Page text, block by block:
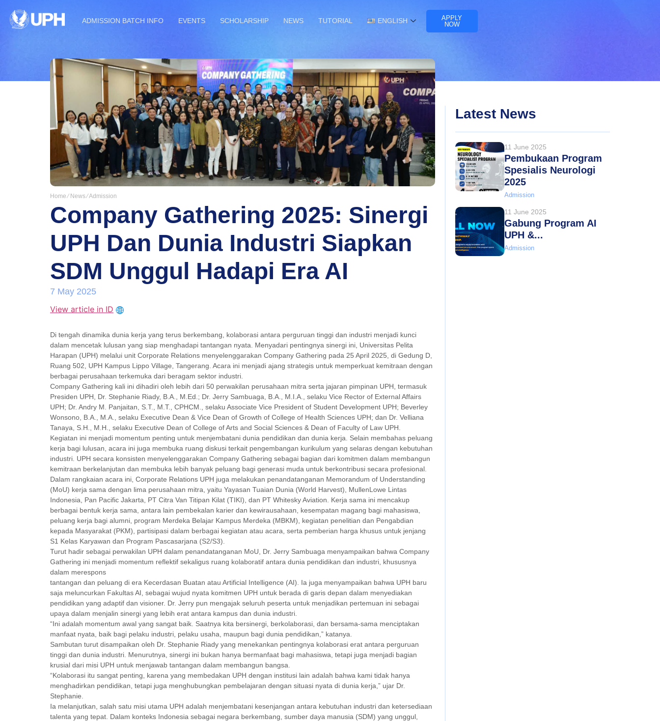
ADMISSION BATCH INFO EVENTS SCHOLARSHIP NEWS TUTORIAL ENGLISH
APPLY
NOW
Home ⁄ News ⁄Admission
Company Gathering 2025: Sinergi
UPH Dan Dunia Industri Siapkan
SDM Unggul Hadapi Era AI
7 May 2025
View article in ID
Di tengah dinamika dunia kerja yang terus berkembang, kolaborasi antara perguruan tinggi dan industri menjadi kunci
dalam mencetak lulusan yang siap menghadapi tantangan nyata. Menyadari pentingnya sinergi ini, Universitas Pelita
Harapan (UPH) melalui unit Corporate Relations menyelenggarakan Company Gathering pada 25 April 2025, di Gedung D,
Ruang 502, UPH Kampus Lippo Village, Tangerang. Acara ini menjadi ajang strategis untuk memperkuat kemitraan dengan
berbagai perusahaan terkemuka dari beragam sektor industri.
Company Gathering kali ini dihadiri oleh lebih dari 50 perwakilan perusahaan mitra serta jajaran pimpinan UPH, termasuk
Presiden UPH, Dr. Stephanie Riady, B.A., M.Ed.; Dr. Jerry Sambuaga, B.A., M.I.A., selaku Vice Rector of External Affairs
UPH; Dr. Andry M. Panjaitan, S.T., M.T., CPHCM., selaku Associate Vice President of Student Development UPH; Beverley
Wonsono, B.A., M.A., selaku Executive Dean & Vice Dean of Growth of College of Health Sciences UPH; dan Dr. Velliana
Tanaya, S.H., M.H., selaku Executive Dean of College of Arts and Social Sciences & Dean of Faculty of Law UPH.
Kegiatan ini menjadi momentum penting untuk menjembatani dunia pendidikan dan dunia kerja. Selain membahas peluang
kerja bagi lulusan, acara ini juga membuka ruang diskusi terkait pengembangan kurikulum yang selaras dengan kebutuhan
industri. UPH secara konsisten menyelenggarakan Company Gathering sebagai bagian dari komitmen dalam membangun
kemitraan berkelanjutan dan membuka lebih banyak peluang bagi generasi muda untuk berkontribusi secara profesional.
Dalam rangkaian acara ini, Corporate Relations UPH juga melakukan penandatanganan Memorandum of Understanding
(MoU) kerja sama dengan lima perusahaan mitra, yaitu Yayasan Tuaian Dunia (World Harvest), MullenLowe Lintas
Indonesia, Pan Pacific Jakarta, PT Citra Van Titipan Kilat (TIKI), dan PT Whitesky Aviation. Kerja sama ini mencakup
berbagai bentuk kerja sama, antara lain pembekalan karier dan kewirausahaan, kesempatan magang bagi mahasiswa,
peluang kerja bagi alumni, program Merdeka Belajar Kampus Merdeka (MBKM), kegiatan penelitian dan Pengabdian
kepada Masyarakat (PKM), partisipasi dalam berbagai kegiatan atau acara, serta pemberian harga khusus untuk jenjang
S1 Kelas Karyawan dan Program Pascasarjana (S2/S3).
Turut hadir sebagai perwakilan UPH dalam penandatanganan MoU, Dr. Jerry Sambuaga menyampaikan bahwa Company
Gathering ini menjadi momentum reflektif sekaligus ruang kolaboratif antara dunia pendidikan dan industri, khususnya
dalam merespons
tantangan dan peluang di era Kecerdasan Buatan atau Artificial Intelligence (AI). Ia juga menyampaikan bahwa UPH baru
saja meluncurkan Fakultas AI, sebagai wujud nyata komitmen UPH untuk berada di garis depan dalam menyediakan
pendidikan yang adaptif dan visioner. Dr. Jerry pun mengajak seluruh peserta untuk menjadikan pertemuan ini sebagai
upaya dalam menjalin sinergi yang lebih erat antara kampus dan dunia industri.
“Ini adalah momentum awal yang sangat baik. Saatnya kita bersinergi, berkolaborasi, dan bersama-sama menciptakan
manfaat nyata, baik bagi pelaku industri, pelaku usaha, maupun bagi dunia pendidikan,” katanya.
Sambutan turut disampaikan oleh Dr. Stephanie Riady yang menekankan pentingnya kolaborasi erat antara perguruan
tinggi dan dunia industri. Menurutnya, sinergi ini bukan hanya bermanfaat bagi mahasiswa, tetapi juga menjadi bagian
krusial dari misi UPH untuk menjawab tantangan dalam membangun bangsa.
“Kolaborasi itu sangat penting, karena yang membedakan UPH dengan institusi lain adalah bahwa kami tidak hanya
menghadirkan pendidikan, tetapi juga menghubungkan pembelajaran dengan situasi nyata di dunia kerja,” ujar Dr.
Stephanie.
Ia melanjutkan, salah satu misi utama UPH adalah menjembatani kesenjangan antara kebutuhan industri dan ketersediaan
talenta yang tepat. Dalam konteks Indonesia sebagai negara berkembang, sumber daya manusia (SDM) yang unggul,
Latest News
11 June 2025
Pembukaan Program
Spesialis Neurologi
2025
Admission
11 June 2025
Gabung Program AI
UPH &...
Admission